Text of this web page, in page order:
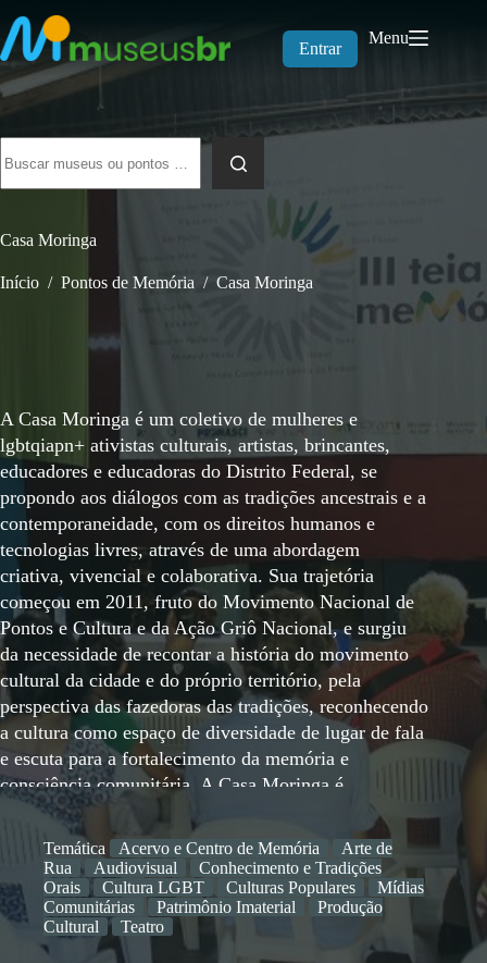
para
o
conteúdo
Entrar
Menu
resultados
Casa Moringa
Início / Pontos de Memória / Casa Moringa
A Casa Moringa é um coletivo de mulheres e
lgbtqiapn+ ativistas culturais, artistas, brincantes,
educadores e educadoras do Distrito Federal, se
propondo aos diálogos com as tradições ancestrais e a
contemporaneidade, com os direitos humanos e
tecnologias livres, através de uma abordagem
criativa, vivencial e colaborativa. Sua trajetória
começou em 2011, fruto do Movimento Nacional de
Pontos e Cultura e da Ação Griô Nacional, e surgiu
da necessidade de recontar a história do movimento
cultural da cidade e do próprio território, pela
perspectiva das fazedoras das tradições, reconhecendo
a cultura como espaço de diversidade de lugar de fala
e escuta para a fortalecimento da memória e
consciência comunitária. A Casa Moringa é
fundamentada na metodologia da Pedagogia Griô,
onde encantamento, vivencia, dialogo e produção
partilhada é um caminho para aprendizagem, e o
espaço da roda e das brincadeiras, uma uma
tecnologia comunitária. Essa proposta propõe a
valorizar a memória oral, os mestres e mestras das
Temática Acervo e Centro de Memória
Arte de
Rua
Audiovisual
Conhecimento e Tradições
Orais
Cultura LGBT Culturas Populares
Mídias
Comunitárias
Patrimônio Imaterial
Produção
Cultural
Teatro